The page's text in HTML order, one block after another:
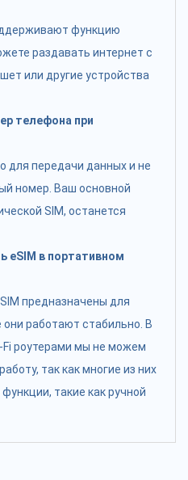
функцию
раздавать интернет с
или другие устройства
телефона при
для передачи данных и не
номер. Ваш основной
SIM, останется
eSIM в портативном
предназначены для
работают стабильно. В
Fi роутерами мы не можем
так как многие из них
такие как ручной